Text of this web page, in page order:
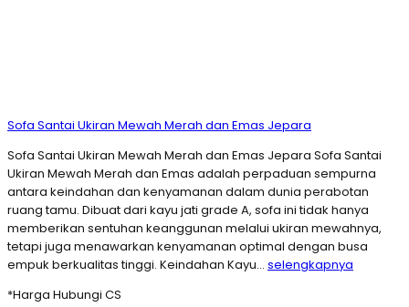
Sofa Santai Ukiran Mewah Merah dan Emas Jepara
Sofa Santai Ukiran Mewah Merah dan Emas Jepara Sofa Santai
Ukiran Mewah Merah dan Emas adalah perpaduan sempurna
antara keindahan dan kenyamanan dalam dunia perabotan
ruang tamu. Dibuat dari kayu jati grade A, sofa ini tidak hanya
memberikan sentuhan keanggunan melalui ukiran mewahnya,
tetapi juga menawarkan kenyamanan optimal dengan busa
empuk berkualitas tinggi. Keindahan Kayu… selengkapnya
*Harga Hubungi CS